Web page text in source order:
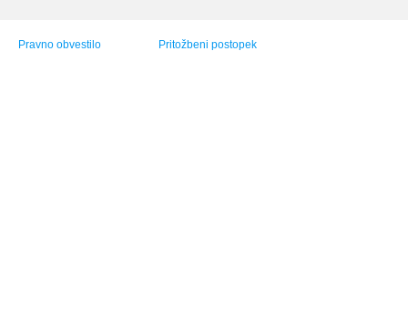
Pravno obvestilo Pritožbeni postopek